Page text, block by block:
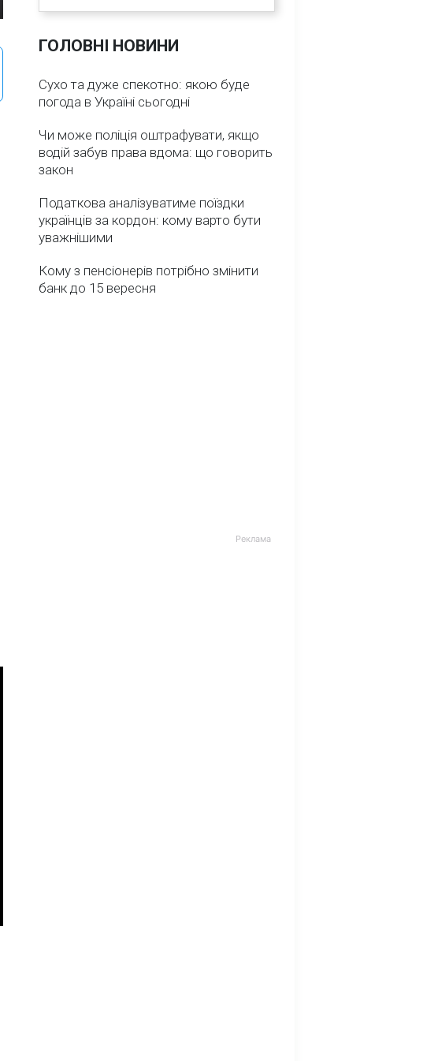
ГОЛОВНІ НОВИНИ
Сухо та дуже спекотно: якою буде
погода в Україні сьогодні
Чи може поліція оштрафувати, якщо
водій забув права вдома: що говорить
закон
Податкова аналізуватиме поїздки
українців за кордон: кому варто бути
уважнішими
Кому з пенсіонерів потрібно змінити
банк до 15 вересня